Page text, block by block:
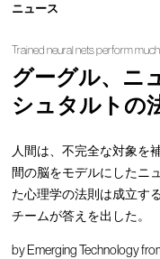
ニュース
Trained neural nets perform
グーグル、ニ
シュタルトの
人間は、不完全な対象を
間の脳をモデルにしたニ
た心理学の法則は成立す
チームが答えを出した。
byEmerging Technology